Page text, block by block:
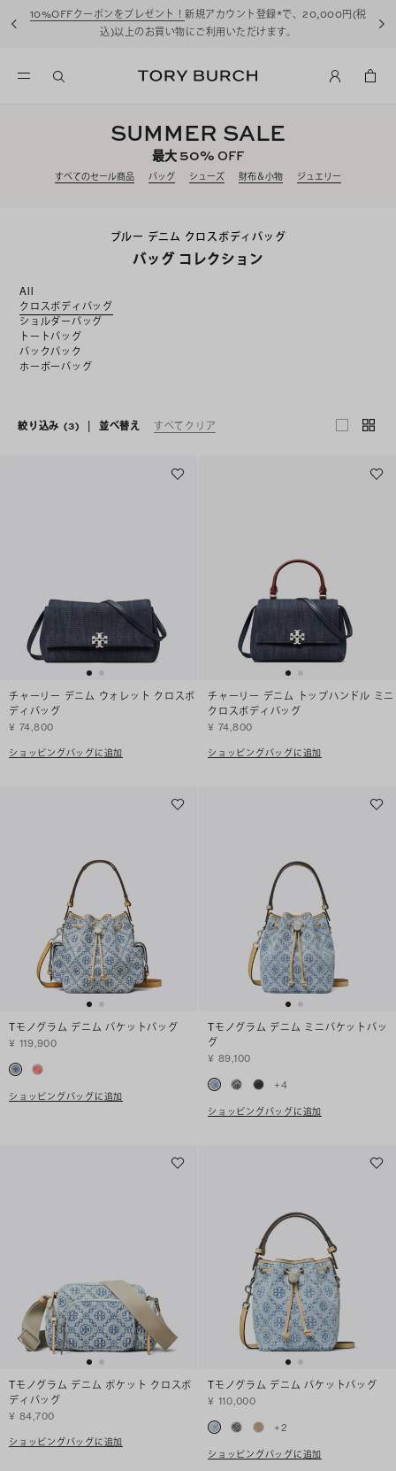
10%OFFクーポンをプレゼント！ 新規アカウント登録*で、20,000円(税
込)以上のお買い物にご利用いただけます。
SUMMER SALE
最大50% OFF
すべてのセール商品 バッグ シューズ 財布＆小物 ジュエリー
ブルー デニム クロスボディバッグ
バッグ コレクション
All
クロスボディバッグ
ショルダーバッグ
トートバッグ
バックパック
ホーボーバッグ
絞り込み (3) | 並べ替え すべてクリア
チャーリー デニム ウォレット クロスボ
ディバッグ
¥ 74,800
ショッピングバッグに追加
チャーリー デニム トップハンドル ミニ
クロスボディバッグ
¥ 74,800
ショッピングバッグに追加
Tモノグラム デニム バケットバッグ
¥ 119,900
ショッピングバッグに追加
Tモノグラム デニム ミニバケットバッ
グ
¥ 89,100
+4
ショッピングバッグに追加
Tモノグラム デニム ポケット クロスボ
ディバッグ
¥ 84,700
ショッピングバッグに追加
Tモノグラム デニム バケットバッグ
¥ 110,000
+2
ショッピングバッグに追加